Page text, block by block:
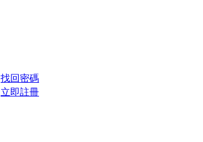
找回密碼
立即註冊